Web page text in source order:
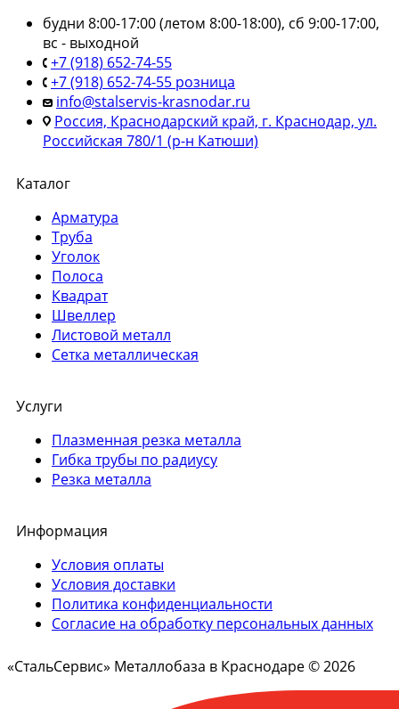
будни 8:00-17:00 (летом 8:00-18:00), сб 9:00-17:00,
вс - выходной
+7 (918) 652-74-55
+7 (918) 652-74-55 розница
info@stalservis-krasnodar.ru
Россия, Краснодарский край, г. Краснодар, ул.
Российская 780/1 (р-н Катюши)
Каталог
Арматура
Труба
Уголок
Полоса
Квадрат
Швеллер
Листовой металл
Сетка металлическая
Услуги
Плазменная резка металла
Гибка трубы по радиусу
Резка металла
Информация
Условия оплаты
Условия доставки
Политика конфиденциальности
Согласие на обработку персональных данных
«СтальСервис» Металлобаза в Краснодаре © 2026